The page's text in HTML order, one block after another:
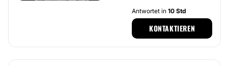
Antwortet in 10 Std
KONTAKTIEREN